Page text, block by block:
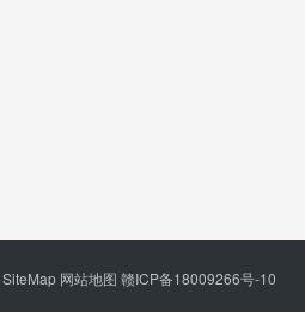
SiteMap 网站地图 赣ICP备18009266号-10